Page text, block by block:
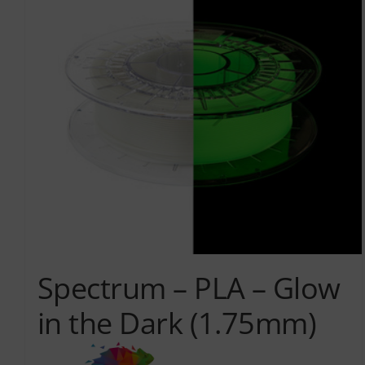
Spectrum – PLA – Glow
in the Dark (1.75mm)